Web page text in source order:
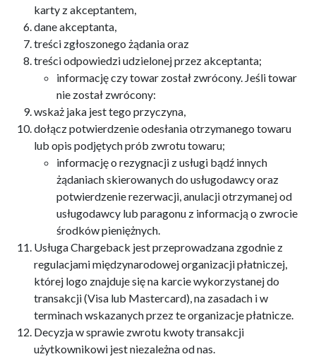
karty z akceptantem,
dane akceptanta,
treści zgłoszonego żądania oraz
treści odpowiedzi udzielonej przez akceptanta;
informację czy towar został zwrócony. Jeśli towar
nie został zwrócony:
wskaż jaka jest tego przyczyna,
dołącz potwierdzenie odesłania otrzymanego towaru
lub opis podjętych prób zwrotu towaru;
informację o rezygnacji z usługi bądź innych
żądaniach skierowanych do usługodawcy oraz
potwierdzenie rezerwacji, anulacji otrzymanej od
usługodawcy lub paragonu z informacją o zwrocie
środków pieniężnych.
Usługa Chargeback jest przeprowadzana zgodnie z
regulacjami międzynarodowej organizacji płatniczej,
której logo znajduje się na karcie wykorzystanej do
transakcji (Visa lub Mastercard), na zasadach i w
terminach wskazanych przez te organizacje płatnicze.
Decyzja w sprawie zwrotu kwoty transakcji
użytkownikowi jest niezależna od nas.